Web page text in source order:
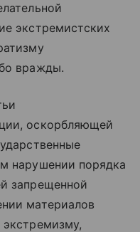
экстремистских
вражды.
оскорбляющей
нарушении порядка
запрещенной
материалов